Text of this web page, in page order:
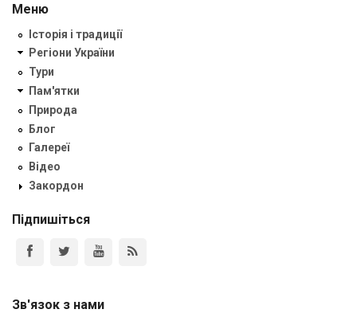
Меню
Історія і традиції
Регіони України
Тури
Пам'ятки
Природа
Блог
Галереї
Відео
Закордон
Підпишіться
Зв'язок з нами